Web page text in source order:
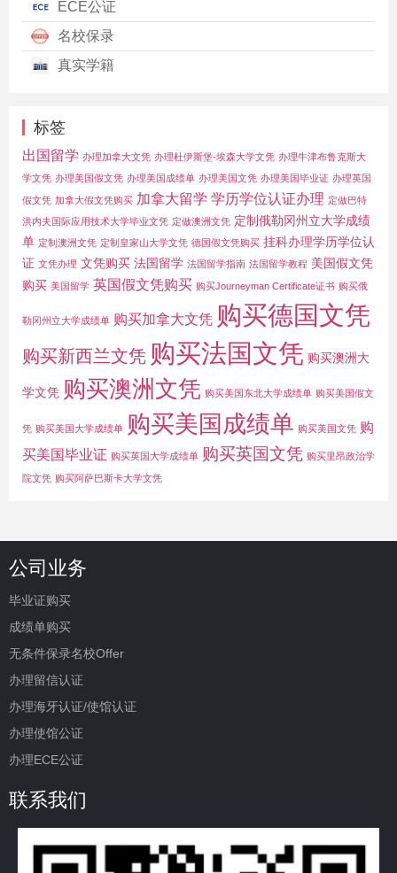
ECE公证
名校保录
真实学籍
标签
出国留学 办理加拿大文凭 办理杜伊斯堡-埃森大学文凭 办理牛津布鲁克斯大
学文凭 办理美国假文凭 办理美国成绩单 办理美国文凭 办理美国毕业证 办理英国
假文凭 加拿大假文凭购买 加拿大留学 学历学位认证办理 定做巴特
洪内夫国际应用技术大学毕业文凭 定做澳洲文凭 定制俄勒冈州立大学成绩
单 定制澳洲文凭 定制皇家山大学文凭 德国假文凭购买 挂科办理学历学位认
证 文凭办理 文凭购买 法国留学 法国留学指南 法国留学教程 美国假文凭
购买 美国留学 英国假文凭购买 购买Journeyman Certificate证书 购买俄
勒冈州立大学成绩单 购买加拿大文凭 购买德国文凭
购买新西兰文凭 购买法国文凭 购买澳洲大
学文凭 购买澳洲文凭 购买美国东北大学成绩单 购买美国假文
凭 购买美国大学成绩单 购买美国成绩单 购买美国文凭 购
买美国毕业证 购买英国大学成绩单 购买英国文凭 购买里昂政治学
院文凭 购买阿萨巴斯卡大学文凭
公司业务
毕业证购买
成绩单购买
无条件保录名校Offer
办理留信认证
办理海牙认证/使馆认证
办理使馆公证
办理ECE公证
联系我们